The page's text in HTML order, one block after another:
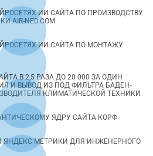
ИИ САЙТА ПО ПРОИЗВОДСТВУ
AIR-NED.COM
ИИ САЙТА ПО МОНТАЖУ
В 2,5 РАЗА ДО 20 000 ЗА ОДИН
И ВЫВОД ИЗ ПОД ФИЛЬТРА БАДЕН-
КЛИМАТИЧЕСКОЙ ТЕХНИКИ
ЯДРУ САЙТА КОРФ
ЯНДЕКС МЕТРИКИ ДЛЯ ИНЖЕНЕРНОГО